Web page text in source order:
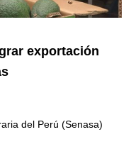
exportación
del Perú (Senasa)